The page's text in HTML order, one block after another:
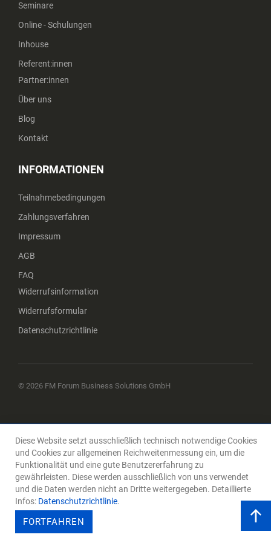
Seminare
Online - Schulungen
Inhouse
Referent:innen
Partner:innen
Über uns
Blog
Kontakt
INFORMATIONEN
Teilnahmebedingungen
Zahlungsverfahren
Impressum
AGB
FAQ
Widerrufsinformation
Widerrufsformular
Datenschutzrichtlinie
© 2026 FM Forum Business Solutions GmbH
Diese Website setzt ausschließlich technisch notwendige Cookies
und Cookies zur allgemeinen Reichweitenmessung ein, um die
Funktionalität und eine gute Benutzererfahrung zu
gewährleisten. Diese werden ausschließlich von uns verwendet
und die Daten werden nicht an Dritte weitergegeben. Detaillierte
Infos: Datenschutzrichtlinie.
FORTFAHREN